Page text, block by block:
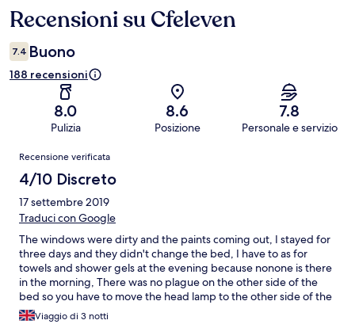
Recensioni
Recensioni su Cfeleven
7.4 Buono
188 recensioni
8.0
Pulizia
8.6
Posizione
7.8
Personale e servizio
Recensioni
Recensione verificata
4/10 Discreto
17 settembre 2019
Traduci con Google
The windows were dirty and the paints coming out, I stayed for
three days and they didn't change the bed, I have to as for
towels and shower gels at the evening because nonone is there
in the morning, There was no plague on the other side of the
bed so you have to move the head lamp to the other side of the
bed.......
Viaggio di 3 notti